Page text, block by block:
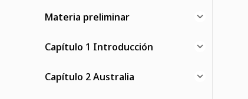
Materia preliminar
Capítulo 1 Introducción
Capítulo 2 Australia